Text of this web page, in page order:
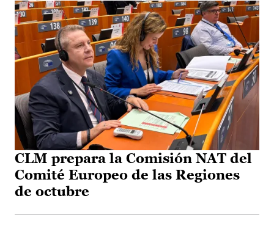
CLM prepara la Comisión NAT del
Comité Europeo de las Regiones
de octubre